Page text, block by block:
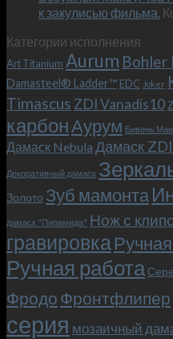
к закулисью фильма.
Категории исполнения
Art Titanium Aurum Bohler
Damasteel® Ladder™ EDC Joker
Timascus ZDI Vanadis10
карбонАурум Бивень
Дамаск Nebula Дамаск
Декоративный дамаск
Золото Зуб мамонта
дамаск "Пирамида" Нож с
гравировка
Ручная работа
Фродо Фронтфлипер
серия мозаичный